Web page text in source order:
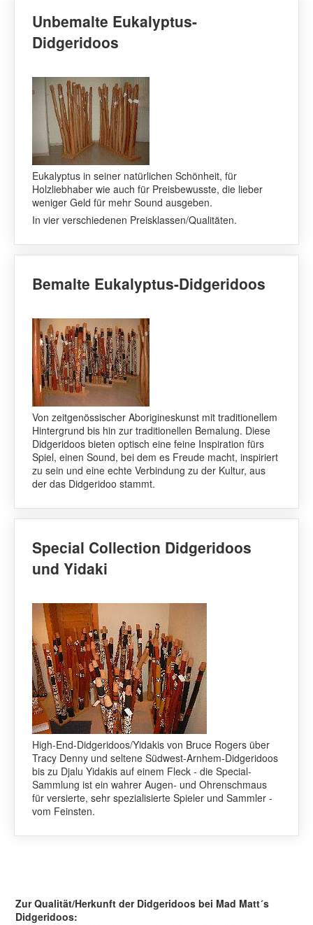
Newsletter
Warenkorb
Unbemalte Eukalyptus-
Didgeridoos
Eukalyptus in seiner natürlichen Schönheit, für
Holzliebhaber wie auch für Preisbewusste, die lieber
weniger Geld für mehr Sound ausgeben.
In vier verschiedenen Preisklassen/Qualitäten.
Bemalte Eukalyptus-Didgeridoos
Von zeitgenössischer Aborigineskunst mit traditionellem
Hintergrund bis hin zur traditionellen Bemalung. Diese
Didgeridoos bieten optisch eine feine Inspiration fürs
Spiel, einen Sound, bei dem es Freude macht, inspiriert
zu sein und eine echte Verbindung zu der Kultur, aus
der das Didgeridoo stammt.
Special Collection Didgeridoos
und Yidaki
High-End-Didgeridoos/Yidakis von Bruce Rogers über
Tracy Denny und seltene Südwest-Arnhem-Didgeridoos
bis zu Djalu Yidakis auf einem Fleck - die Special-
Sammlung ist ein wahrer Augen- und Ohrenschmaus
für versierte, sehr spezialisierte Spieler und Sammler -
vom Feinsten.
Zur Qualität/Herkunft der Didgeridoos bei Mad Matt´s
Didgeridoos: